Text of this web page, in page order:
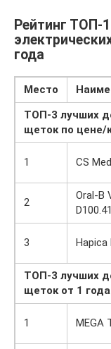
Рейтинг ТОП-
года
Место
ТОП-3 лучших
щеток по цене/
1 CS
2
Oral-B
3 Hapica
ТОП-3 лучших
щеток от 1 года
1 MEGA